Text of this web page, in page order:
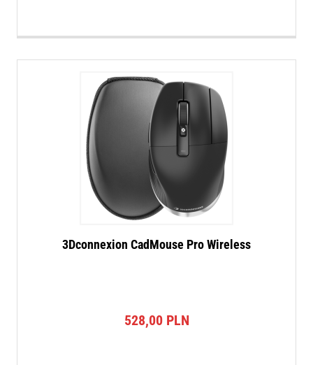
3Dconnexion CadMouse Pro Wireless
528,00 PLN